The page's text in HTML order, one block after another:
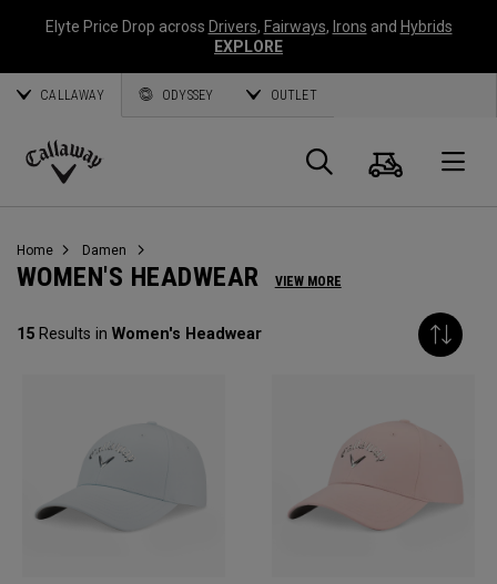
Elyte Price Drop across Drivers, Fairways, Irons and Hybrids
EXPLORE
CALLAWAY ODYSSEY OUTLET
Callaway
Suche
Home Damen
WOMEN'S HEADWEAR VIEW MORE
15 Results in Women's Headwear